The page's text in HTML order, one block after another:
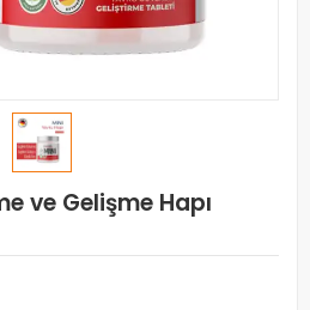
ve Gelişme Hapı